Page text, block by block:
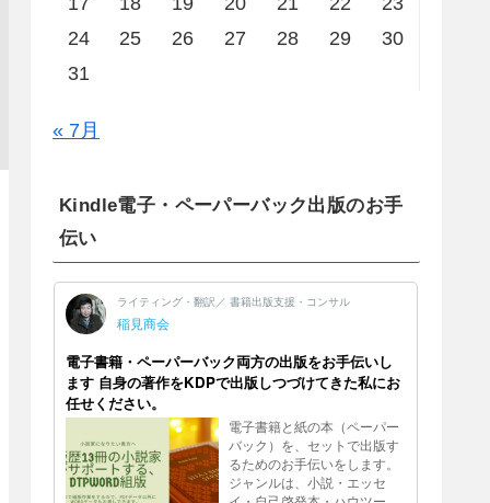
24
25 26 27 28 29
30
31
« 7月
Kindle電子・ペーパーバック出版のお手
伝い